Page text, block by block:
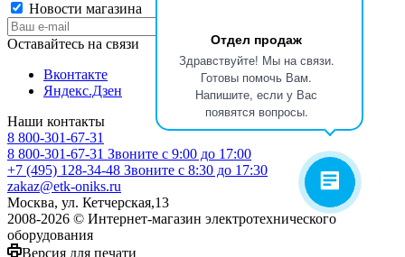
Отдел продаж
Здравствуйте! Мы на связи.
Готовы помочь Вам.
Напишите, если у Вас
появятся вопросы.
Новости магазина
Оставайтесь на связи
Вконтакте
Яндекс.Дзен
Наши контакты
8 800-301-67-31
8 800-301-67-31 Звоните с 9:00 до 17:00
+7 (495) 128-34-48 Звоните с 8:30 до 17:30
zakaz@etk-oniks.ru
Москва, ул. Кетчерская,13
2008-2026 © Интернет-магазин электротехнического
оборудования
Версия для печати